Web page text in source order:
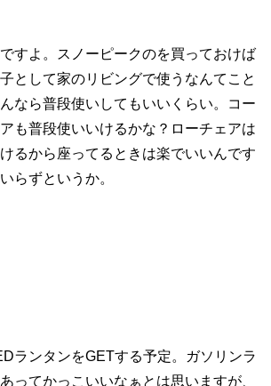
すよ。スノーピークのを買っておけば
として家のリビングで使うなんてこと
なら普段使いしてもいいくらい。コー
も普段使いいけるかな？ローチェアは
るから座ってるときは楽でいいんです
らずというか。
ランタンをGETする予定。ガソリンラ
ってかっこいいなぁとは思いますが、